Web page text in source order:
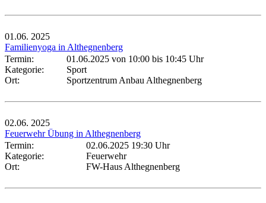
01.06. 2025
Familienyoga in Althegnenberg
Termin:
01.06.2025 von 10:00 bis 10:45 Uhr
Kategorie:
Sport
Ort:
Sportzentrum Anbau Althegnenberg
02.06. 2025
Feuerwehr Übung in Althegnenberg
Termin:
02.06.2025 19:30 Uhr
Kategorie:
Feuerwehr
Ort:
FW-Haus Althegnenberg